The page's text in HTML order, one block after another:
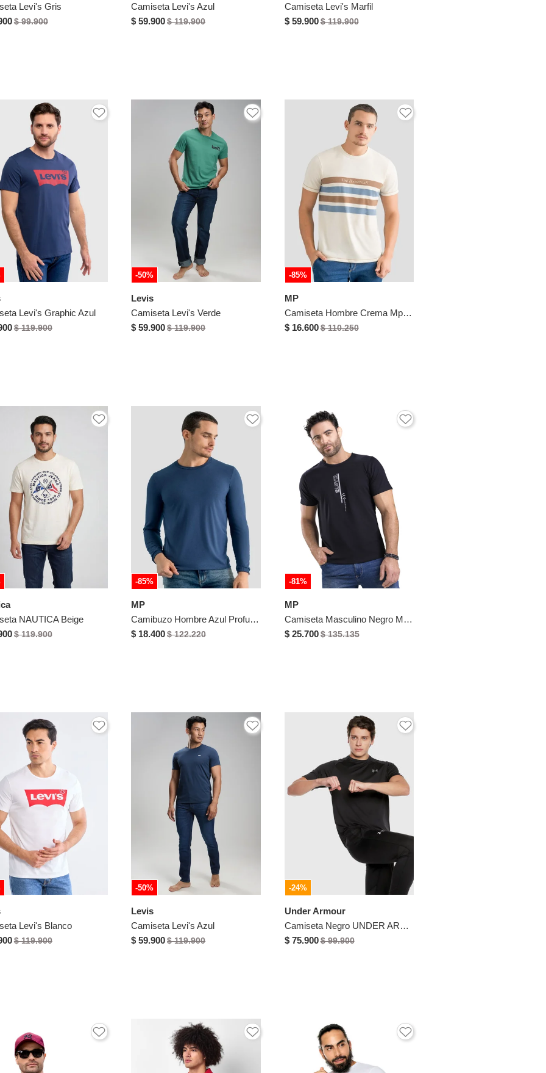
Levi's Gris
$ 99.900
Camiseta Levi's Azul
$ 59.900$ 119.900
Camiseta Levi's Marfil
$ 59.900$ 119.900
Levi's Graphic Azul
$ 119.900
-50%
Levis
Camiseta Levi's Verde
$ 59.900$ 119.900
-85%
MP
Camiseta Hombre Crema Mp 112553
$ 16.600$ 110.250
NAUTICA Beige
$ 119.900
-85%
MP
Camibuzo Hombre Azul Profundo Mp 113059
$ 18.400$ 122.220
-81%
MP
Camiseta Masculino Negro Mp 5259
$ 25.700$ 135.135
Levi's Blanco
$ 119.900
-50%
Levis
Camiseta Levi's Azul
$ 59.900$ 119.900
-24%
Under Armour
Camiseta Negro UNDER ARMOUR
$ 75.900$ 99.900